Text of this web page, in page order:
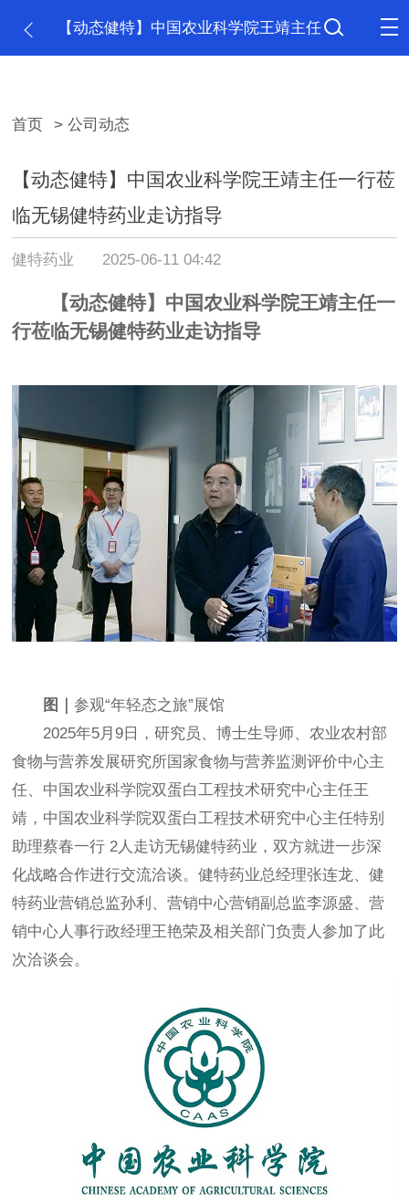
【动态健特】中国农业科学院王靖主任
首页 > 公司动态
【动态健特】中国农业科学院王靖主任一行莅
临无锡健特药业走访指导
健特药业 2025-06-11 04:42
【动态健特】中国农业科学院王靖主任一
行莅临无锡健特药业走访指导
图｜参观“年轻态之旅”展馆
2025年5月9 日，研究员、博士生导师、农业农村部
食物与营养发展研究所国家食物与营养监测评价中心主
任、中国农业科学院双蛋白工程技术研究中心主任王
靖，中国农业科学院双蛋白工程技术研究中心主任特别
助理蔡春一行 2 人走访无锡健特药业，双方就进一步深
化战略合作进行交流洽谈。健特药业总经理张连龙、健
特药业营销总监孙利、营销中心营销副总监李源盛、营
销中心人事行政经理王艳荣及相关部门负责人参加了此
次洽谈会。